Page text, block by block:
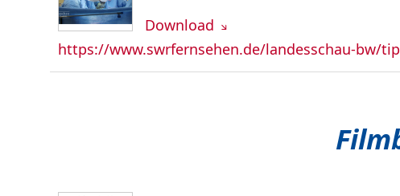
Download
https://www.swrfernsehen.de/landesschau-bw/